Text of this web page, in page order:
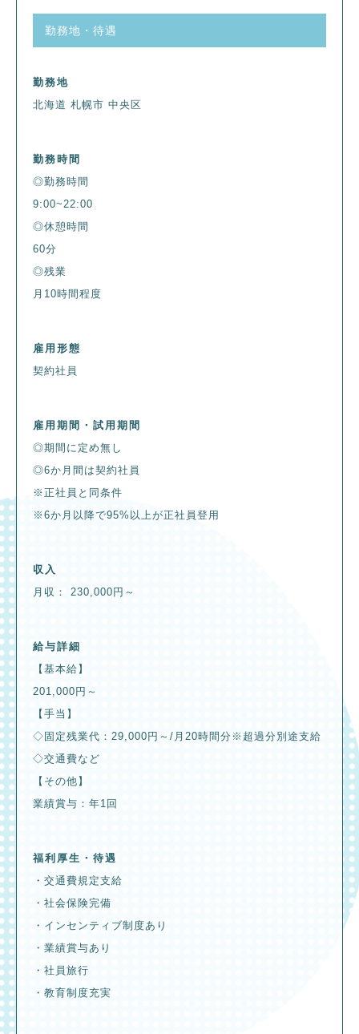
勤務地・待遇
勤務地
北海道 札幌市 中央区
勤務時間
◎勤務時間
9:00~22:00
◎休憩時間
60分
◎残業
月10時間程度
雇用形態
契約社員
雇用期間・試用期間
◎期間に定め無し
◎6か月間は契約社員
※正社員と同条件
※6か月以降で95%以上が正社員登用
収入
月収： 230,000円～
給与詳細
【基本給】
201,000円～
【手当】
◇固定残業代：29,000円～/月20時間分※超過分別途支給
◇交通費など
【その他】
業績賞与：年1回
福利厚生・待遇
・交通費規定支給
・社会保険完備
・インセンティブ制度あり
・業績賞与あり
・社員旅行
・教育制度充実